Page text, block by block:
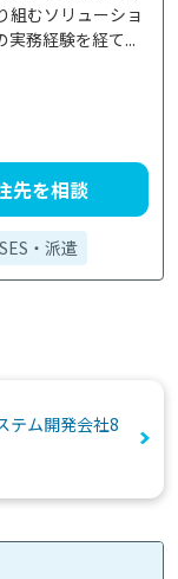
組むソリューショ
実務経験を経て...
先を相談
SES・派遣
テム開発会社8